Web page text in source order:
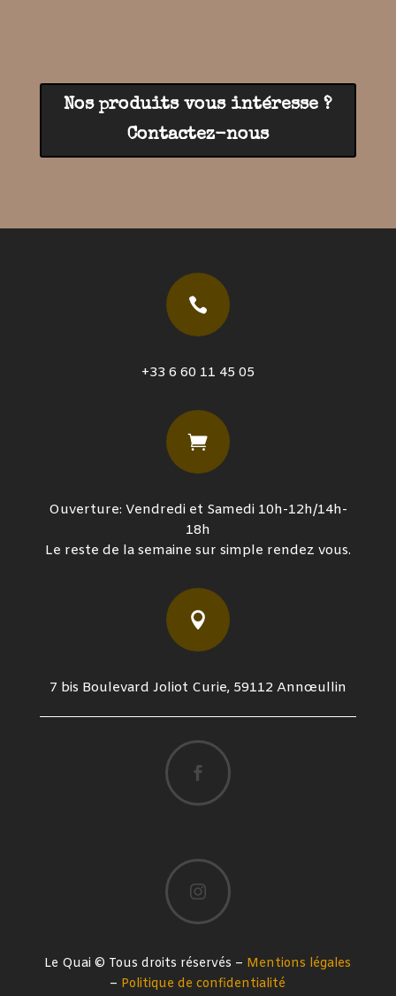
Nos produits vous intéresse ?
Contactez-nous

+33 6 60 11 45 05

Ouverture: Vendredi et Samedi 10h-12h/14h-
18h
Le reste de la semaine sur simple rendez vous.

7 bis Boulevard Joliot Curie, 59112 Annœullin


Le Quai © Tous droits réservés – Mentions légales
– Politique de confidentialité